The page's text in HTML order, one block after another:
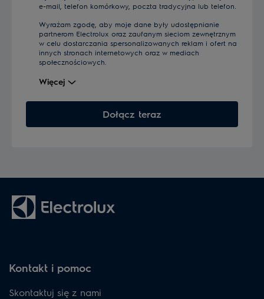
e-mail, telefon komórkowy, poczta tradycyjna lub telefon.
Wyrażam zgodę, aby moje dane były udostępnianie
partnerom Electrolux oraz zaufanym sieciom zewnętrznym
w celu dostarczania spersonalizowanych reklam i ofert na
innych stronach internetowych oraz w mediach
społecznościowych.
Więcej
Dołącz teraz
Kontakt i pomoc
Skontaktuj się z nami